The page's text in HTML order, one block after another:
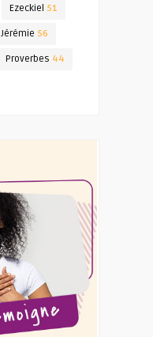
Ezeckiel 51
Jérémie 56
Proverbes 44